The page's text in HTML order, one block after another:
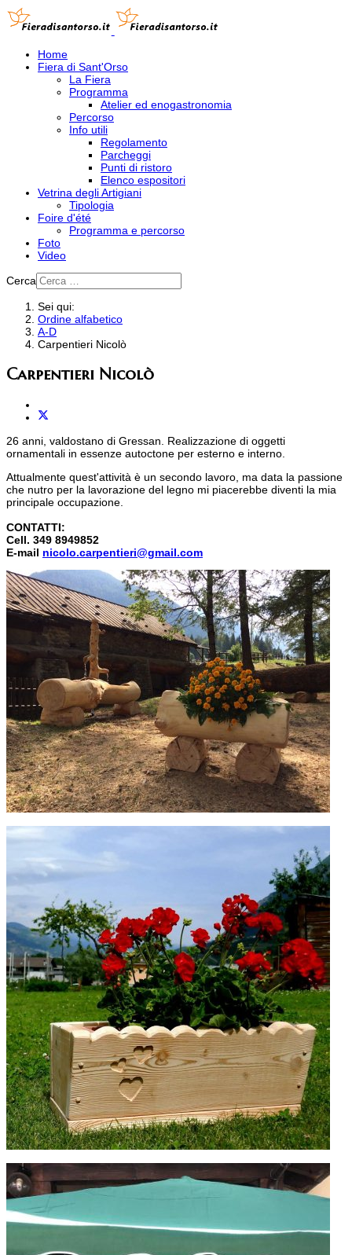
Home
Fiera di Sant'Orso
La Fiera
Programma
Atelier ed enogastronomia
Percorso
Info utili
Regolamento
Parcheggi
Punti di ristoro
Elenco espositori
Vetrina degli Artigiani
Tipologia
Foire d'été
Programma e percorso
Foto
Video
Cerca
Sei qui:
Ordine alfabetico
A-D
Carpentieri Nicolò
Carpentieri Nicolò
26 anni, valdostano di Gressan. Realizzazione di oggetti
ornamentali in essenze autoctone per esterno e interno.
Attualmente quest'attività è un secondo lavoro, ma data la passione
che nutro per la lavorazione del legno mi piacerebbe diventi la mia
principale occupazione.
CONTATTI:
Cell. 349 8949852
E-mail nicolo.carpentieri@gmail.com